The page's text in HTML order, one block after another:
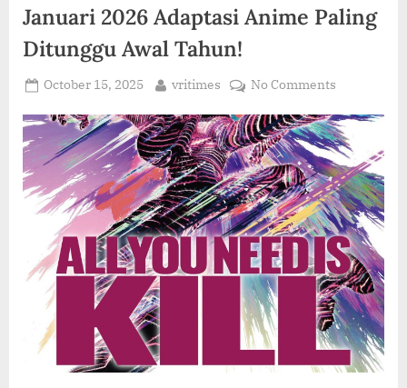
D
O
.
C
M
Januari 2026 Adaptasi Anime Paling
Ditunggu Awal Tahun!
Posted
October 15, 2025 By
vritimes No Commentson
You
Need
Is
Kill
Siap
Tayang
Januari
2026
Adaptasi
Anime
Paling
Ditunggu
Awal